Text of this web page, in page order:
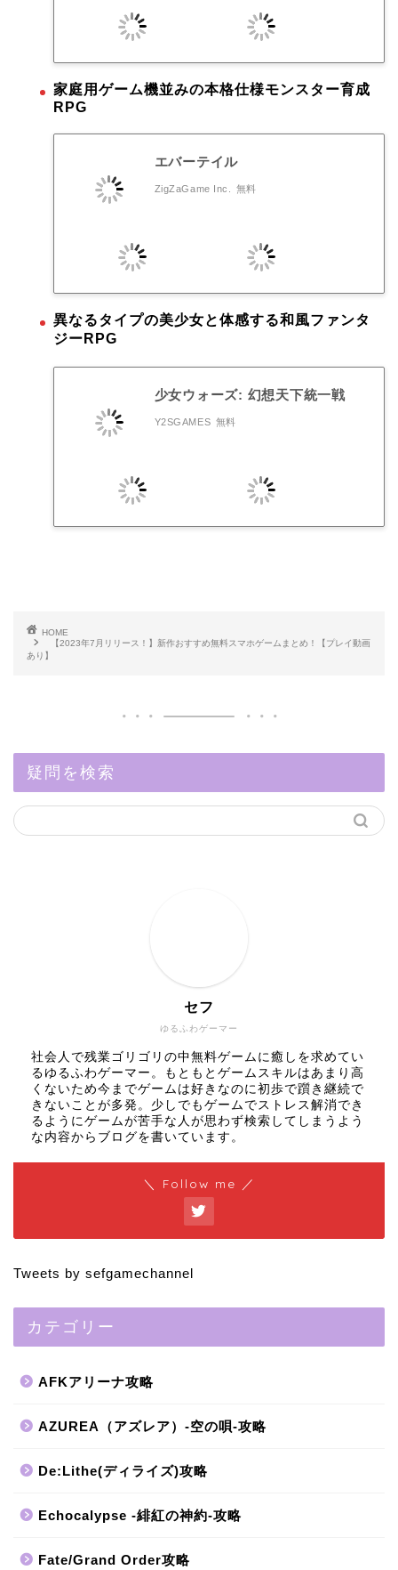
家庭用ゲーム機並みの本格仕様モンスター育成
RPG
エバーテイル
ZigZaGame Inc. 無料
異なるタイプの美少女と体感する和風ファンタ
ジーRPG
少女ウォーズ: 幻想天下統一戦
Y2SGAMES 無料
HOME
【2023年7月リリース！】新作おすすめ無料スマホゲームまとめ！【プレイ動画
あり】
疑問を検索
ゆるふわゲーマー
セフ
社会人で残業ゴリゴリの中無料ゲームに癒しを求めてい
るゆるふわゲーマー。もともとゲームスキルはあまり高
くないため今までゲームは好きなのに初歩で躓き継続で
きないことが多発。少しでもゲームでストレス解消でき
るようにゲームが苦手な人が思わず検索してしまうよう
な内容からブログを書いています。
＼ Follow me ／
Tweets by sefgamechannel
カテゴリー
AFKアリーナ攻略
AZUREA（アズレア）-空の唄-攻略
De:Lithe(ディライズ)攻略
Echocalypse -緋紅の神約-攻略
Fate/Grand Order攻略